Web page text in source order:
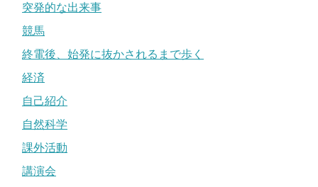
突発的な出来事
競馬
終電後、始発に抜かされるまで歩く
経済
自己紹介
自然科学
課外活動
講演会